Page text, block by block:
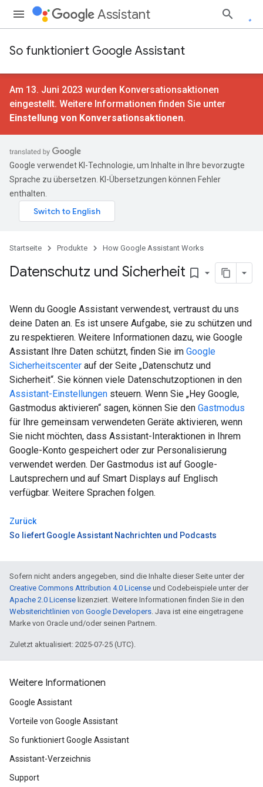
Assistant
So funktioniert Google Assistant
Am 13. Juni 2023 wurden Konversationsaktionen
eingestellt. Weitere Informationen finden Sie unter
Einstellung von Konversationsaktionen.
Google verwendet KI-Technologie, um Inhalte in Ihre bevorzugte
Sprache zu übersetzen. KI-Übersetzungen können Fehler
enthalten.
Startseite Produkte How Google Assistant Works
Datenschutz und Sicherheit bookmark_border
Wenn du Google Assistant verwendest, vertraust du uns
deine Daten an. Es ist unsere Aufgabe, sie zu schützen und
zu respektieren. Weitere Informationen dazu, wie Google
Assistant Ihre Daten schützt, finden Sie im Google
Sicherheitscenter auf der Seite „Datenschutz und
Sicherheit“. Sie können viele Datenschutzoptionen in den
Assistant-Einstellungen steuern. Wenn Sie „Hey Google,
Gastmodus aktivieren“ sagen, können Sie den Gastmodus
für Ihre gemeinsam verwendeten Geräte aktivieren, wenn
Sie nicht möchten, dass Assistant-Interaktionen in Ihrem
Google-Konto gespeichert oder zur Personalisierung
verwendet werden. Der Gastmodus ist auf Google-
Lautsprechern und auf Smart Displays auf Englisch
verfügbar. Weitere Sprachen folgen.
Zurück
So liefert Google Assistant Nachrichten und Podcasts
Sofern nicht anders angegeben, sind die Inhalte dieser Seite unter der
Creative Commons Attribution 4.0 License und Codebeispiele unter der
Apache 2.0 License lizenziert. Weitere Informationen finden Sie in den
Websiterichtlinien von Google Developers. Java ist eine eingetragene
Marke von Oracle und/oder seinen Partnern.
Zuletzt aktualisiert: 2025-07-25 (UTC).
Weitere Informationen
Google Assistant
Vorteile von Google Assistant
So funktioniert Google Assistant
Assistant-Verzeichnis
Support